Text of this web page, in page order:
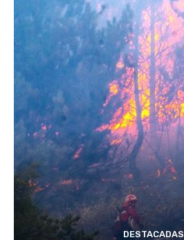
DESTACADAS